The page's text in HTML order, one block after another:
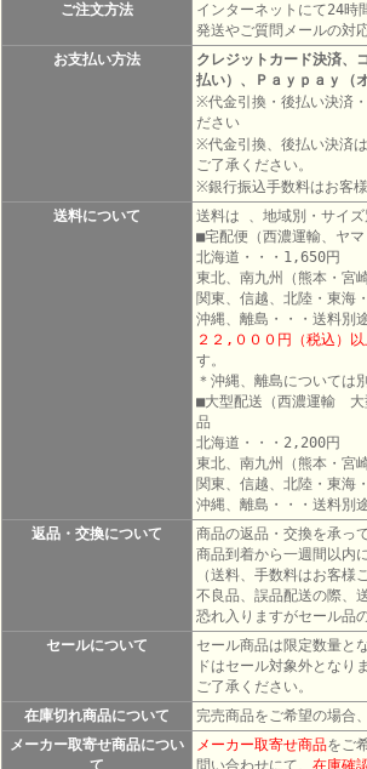
ご注文方法
インターネットにて24時
発送やご質問メールの対
お支払い方法
クレジットカード決済、
払い）、Ｐａｙｐａｙ（
※代金引換・後払い決済
ださい
※代金引換、後払い決済
ご了承ください。
※銀行振込手数料はお客
送料について
送料は 、地域別・サイズ
■宅配便（西濃運輸、ヤマ
北海道・・・1,650円
東北、南九州（熊本・宮
関東、信越、北陸・東海
沖縄、離島・・・送料別
２２,０００円（税込）
す。
＊沖縄、離島については
■大型配送（西濃運輸 大
品
北海道・・・2,200円
東北、南九州（熊本・宮
関東、信越、北陸・東海
沖縄、離島・・・送料別
返品・交換について
商品の返品・交換を承っ
商品到着から一週間以内
（送料、手数料はお客様
不良品、誤品配送の際、
恐れ入りますがセール品
セールについて
セール商品は限定数量と
ドはセール対象外となり
ご了承ください。
在庫切れ商品について
完売商品をご希望の場合
メーカー取寄せ商品につい
て
メーカー取寄せ商品をご
問い合わせにて、 在庫確